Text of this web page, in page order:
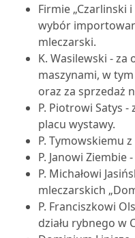
Firmie „Czarlinski
wybór
mleczarski.
K. Wasilewski - za
maszynami, w
oraz za sprzedaż
P. Piotrowi Satys -
placu wystawy.
P. Tymowskiemu
P. Janowi Ziembie
P. Michałowi
mleczarskich
P. Franciszkowi
działu rybnego w